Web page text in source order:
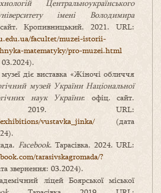
Центральноукраїнського
імені Володимира
Кропивницький, 2021. URL:
facultet/muzei-istorii-
matematyky/pro-muzei.html
03.2024).
діє виставка «Жіночі обличчя
музей України Національної
наук України: офіц. сайт.
2019. URL:
vustavka_jinka/(дата
Facebook. Тарасівка, 2024. URL:
tarasivskagromada/?
звернення: 03.2024).
ліцей Боярської міської